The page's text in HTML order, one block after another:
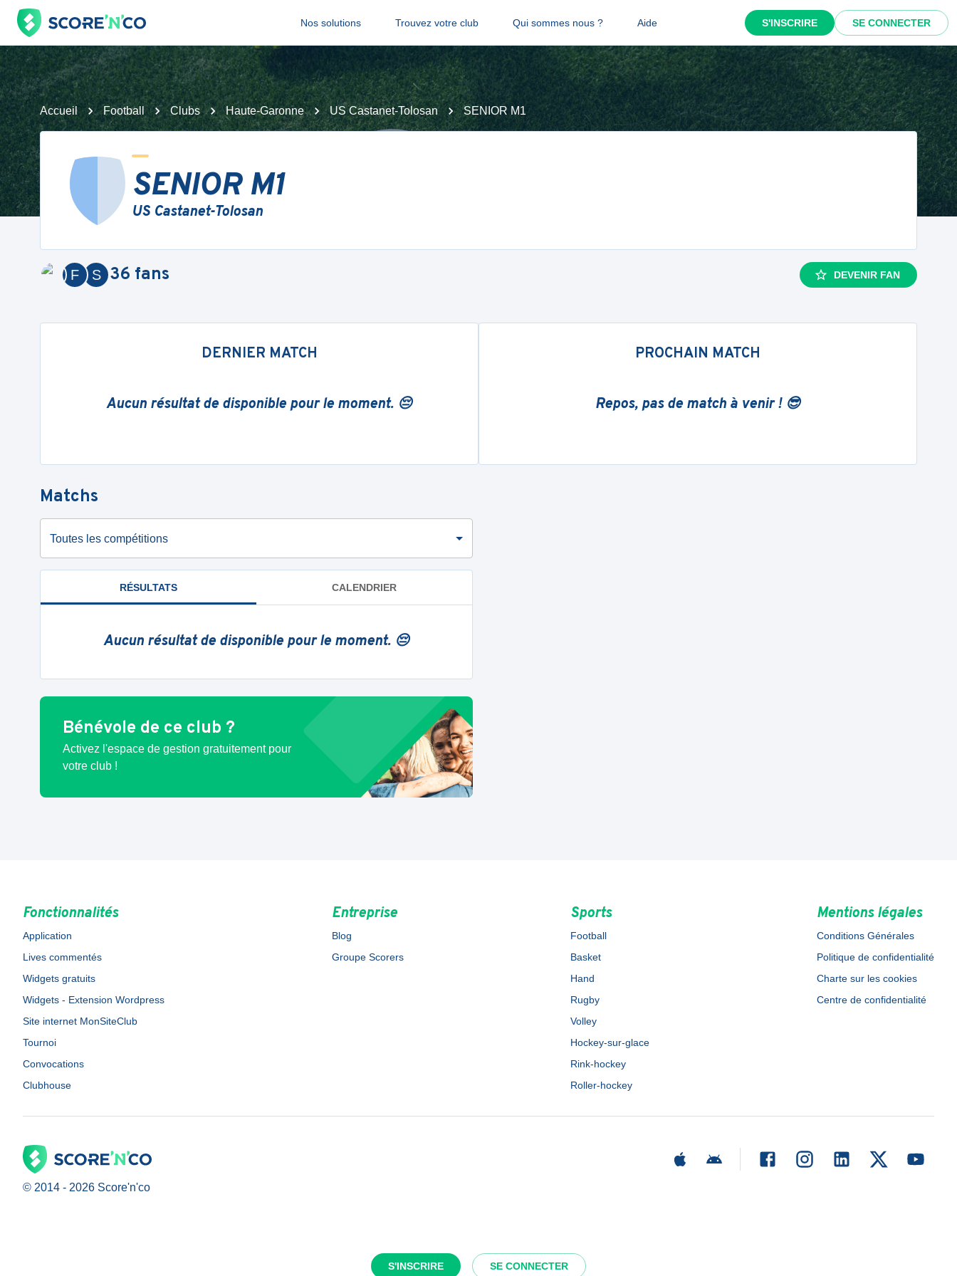
Nos solutions Trouvez votre club Qui sommes nous ? Aide S'INSCRIRE SE CONNECTER
S'INSCRIRE SE CONNECTER
Accueil Football Clubs Haute-Garonne US Castanet-Tolosan SENIOR M1
SENIOR M1
US Castanet-Tolosan
S
F 36 fans DEVENIR FAN
DERNIER MATCH
Aucun résultat de disponible pour le moment. 😔
PROCHAIN MATCH
Repos, pas de match à venir ! 😎
Matchs
Toutes les compétitions
RÉSULTATS CALENDRIER
Aucun résultat de disponible pour le moment. 😔
Bénévole de ce club ?
Activez l'espace de gestion gratuitement pour
votre club !
Fonctionnalités
Application
Lives commentés
Widgets gratuits
Widgets - Extension Wordpress
Site internet MonSiteClub
Tournoi
Convocations
Clubhouse
Entreprise
Blog
Groupe Scorers
Sports
Football
Basket
Hand
Rugby
Volley
Hockey-sur-glace
Rink-hockey
Roller-hockey
Mentions légales
Conditions Générales
Politique de confidentialité
Charte sur les cookies
Centre de confidentialité
© 2014 - 2026 Score'n'co